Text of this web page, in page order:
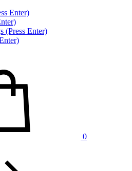
Enter)
(Press Enter)
0